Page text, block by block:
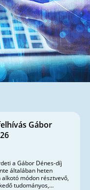
Gábor
a Gábor Dénes-díj
általában heten
módon résztvevő,
tudományos,